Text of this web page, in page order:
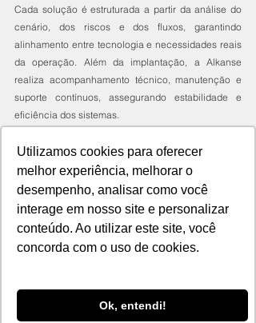
Utilizamos cookies para oferecer
melhor experiência, melhorar o
desempenho, analisar como você
interage em nosso site e personalizar
conteúdo. Ao utilizar este site, você
concorda com o uso de cookies.
Ok, entendi!
Cada solução é estruturada a partir da análise do
cenário, dos riscos e dos fluxos, garantindo
alinhamento entre tecnologia e necessidades reais
da operação. Além da implantação, a Alkanse
realiza acompanhamento técnico, manutenção e
suporte contínuos, assegurando estabilidade e
eficiência dos sistemas.
Tags:
tecnologia em segurança
segurança eletrônica
sistema de segurança
Sistema de segurança
Tecnologia e segurança